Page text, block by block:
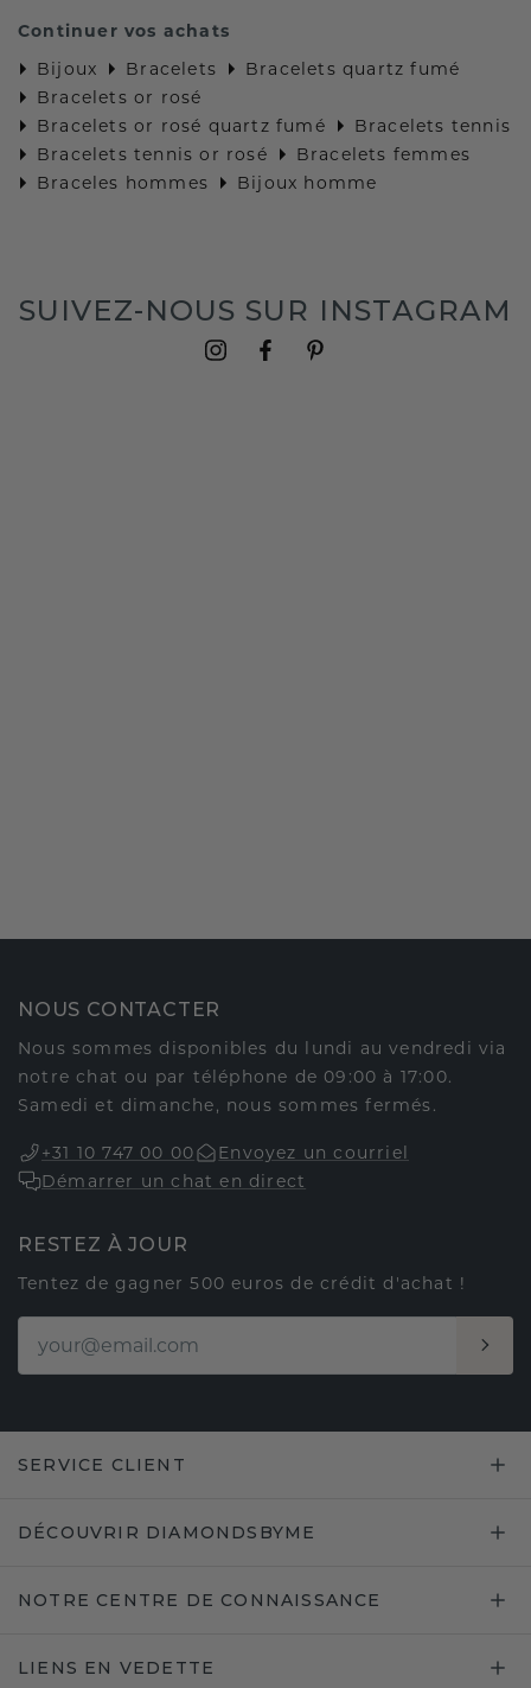
Continuer vos achats
Bijoux
Bracelets
Bracelets quartz fumé
Bracelets or rosé
Bracelets or rosé quartz fumé
Bracelets tennis
Bracelets tennis or rosé
Bracelets femmes
Braceles hommes
Bijoux homme
SUIVEZ-NOUS SUR INSTAGRAM
NOUS CONTACTER
Nous sommes disponibles du lundi au vendredi via
notre chat ou par téléphone de 09:00 à 17:00.
Samedi et dimanche, nous sommes fermés.
+31 10 747 00 00
Envoyez un courriel
Démarrer un chat en direct
RESTEZ À JOUR
Tentez de gagner 500 euros de crédit d'achat !
SERVICE CLIENT
DÉCOUVRIR DIAMONDSBYME
NOTRE CENTRE DE CONNAISSANCE
LIENS EN VEDETTE